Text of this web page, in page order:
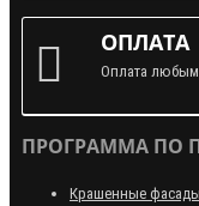
ОПЛАТА
Оплата
ПРОГРАММА ПО
Крашенные